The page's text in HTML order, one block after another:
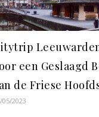
een Geslaagd
de Friese
05/2023